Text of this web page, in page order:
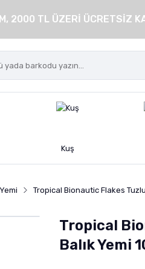
2000 TL ÜZERİ ÜCRETSİZ
Kuş
Tropical Bionautic Flakes
Tropical
Balık Yemi